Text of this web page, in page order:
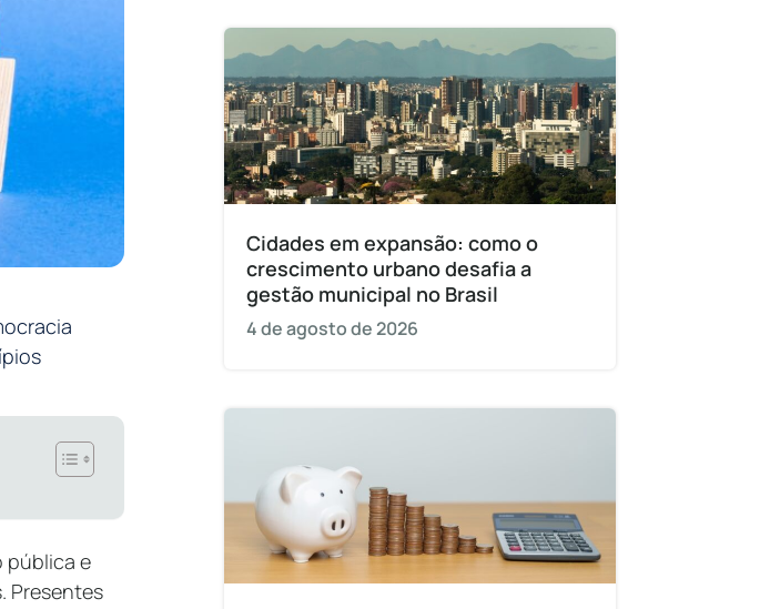
pública e
Presentes
Cidades em expansão: como o
crescimento urbano desafia a
gestão municipal no Brasil
4 de agosto de 2026